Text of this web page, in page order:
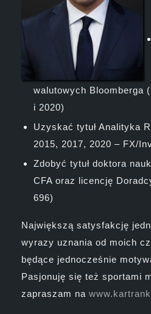
walutowych Bloomberga
i 2020)
Uzyskać tytuł Analityka
2015, 2017, 2020 – FX/
Zdobyć tytuł doktora
CFA oraz licencję
696)
Największą satysfakcję
wyrazy uznania od moich
będące jednocześnie
Pasjonuję się też sportami
zapraszam na